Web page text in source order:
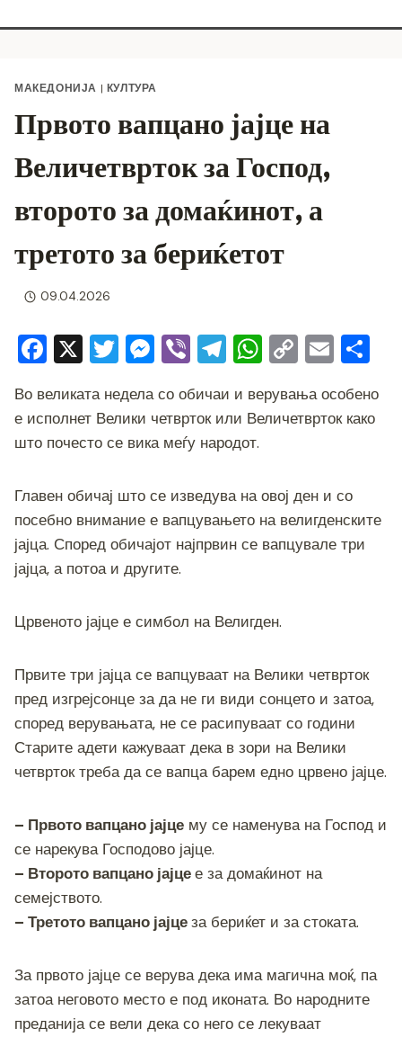
МАКЕДОНИЈА | КУЛТУРА
Првото вапцано јајце на
Величетврток за Господ,
второто за домаќинот, а
третото за бериќетот
09.04.2026
F
c
e
o
o
k
X T
tt
er
M
ss
e
g
er
Vi
b
er
T
e
gr
m
W
at
s
p
p
C
p
y
n
k
E
m
ai
l
ar
e
Во великата недела со обичаи и верувања особено
е исполнет Велики четврток или Величетврток како
што почесто се вика меѓу народот.
Главен обичај што се изведува на овој ден и со
посебно внимание е вапцувањето на велигденските
јајца. Според обичајот најпрвин се вапцувале три
јајца, а потоа и другите.
Црвеното јајце е симбол на Велигден.
Првите три јајца се вапцуваат на Велики четврток
пред изгрејсонце за да не ги види сонцето и затоа,
според верувањата, не се расипуваат со години
Старите адети кажуваат дека в зори на Велики
четврток треба да се вапца барем едно црвено јајце.
– Првото вапцано јајце му се наменува на Господ и
се нарекува Господово јајце.
– Второто вапцано јајцее за домаќинот на
семејството.
– Третото вапцано јајцеза бериќет и за стоката.
За првото јајце се верува дека има магична моќ, па
затоа неговото место е под иконата. Во народните
преданија се вели дека со него се лекуваат